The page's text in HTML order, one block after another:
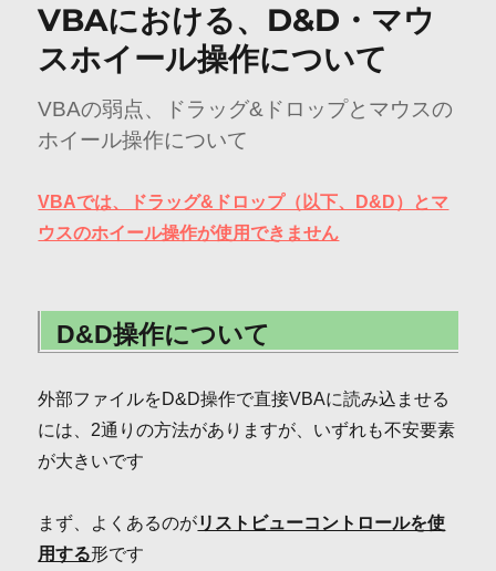
VBAにおける、D&D・マウ
スホイール操作について
VBAの弱点、ドラッグ&ドロップとマウスの
ホイール操作について
VBAでは、ドラッグ&ドロップ（以下、D&D）とマ
ウスのホイール操作が使用できません
D&D操作について
外部ファイルをD&D操作で直接VBAに読み込ませる
には、2通りの方法がありますが、いずれも不安要素
が大きいです
まず、よくあるのがリストビューコントロールを使
用する形です